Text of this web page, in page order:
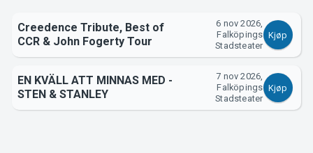
Om Tickster
Creedence Tribute, Best of
CCR & John Fogerty Tour
6 nov 2026,
Falköpings
Stadsteater
Kjøp
EN KVÄLL ATT MINNAS MED -
STEN & STANLEY
7 nov 2026,
Falköpings
Stadsteater
Kjøp